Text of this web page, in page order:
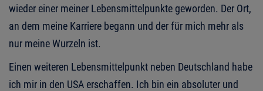
wieder einer meiner Lebensmittelpunkte geworden. Der Ort,
an dem meine Karriere begann und der für mich mehr als
nur meine Wurzeln ist.
Einen weiteren Lebensmittelpunkt neben Deutschland habe
ich mir in den USA erschaffen. Ich bin ein absoluter und